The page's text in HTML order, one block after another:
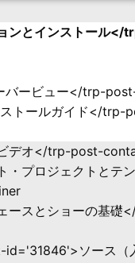
ンとインストール
バービュー</trp-
トールガイド</trp-
デオ</trp-post-
・プロジェクトとテ
ースとショーの基
ソース（